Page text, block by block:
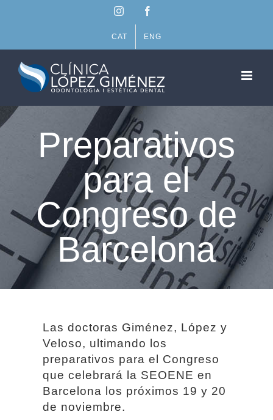
Instagram
CAT ENG
Preparativos
para el
Congreso de
Barcelona
Las doctoras Giménez, López y
Veloso, ultimando los
preparativos para el Congreso
que celebrará la SEOENE en
Barcelona los próximos 19 y 20
de noviembre.